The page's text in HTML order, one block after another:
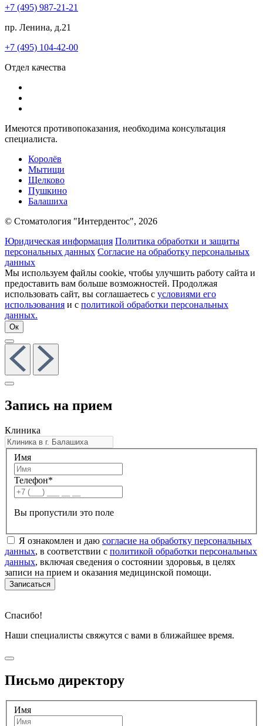
+7 (495) 987-21-21
пр. Ленина, д.21
+7 (495) 104-42-00
Отдел качества
Имеются противопоказания, необходима консультация
специалиста.
Королёв
Мытищи
Щелково
Пушкино
Балашиха
© Стоматология "Интердентос", 2026
Юридическая информация Политика обработки и защиты
персональных данных Согласие на обработку персональных
данных
Мы используем файлы cookie, чтобы улучшить работу сайта и
предоставить вам больше возможностей. Продолжая
использовать сайт, вы соглашаетесь с условиями его
использования и с политикой обработки персональных
данных.
Ок
Запись на прием
Клиника
Имя
Телефон*
Вы пропустили это поле
Я ознакомлен и даю согласие на обработку персональных
данных, в соответствии с политикой обработки персональных
данных, включая сведения о состоянии здоровья, в целях
записи на прием и оказания медицинской помощи.
Записаться
Спасибо!
Наши специалисты свяжутся с вами в ближайшее время.
Письмо директору
Имя